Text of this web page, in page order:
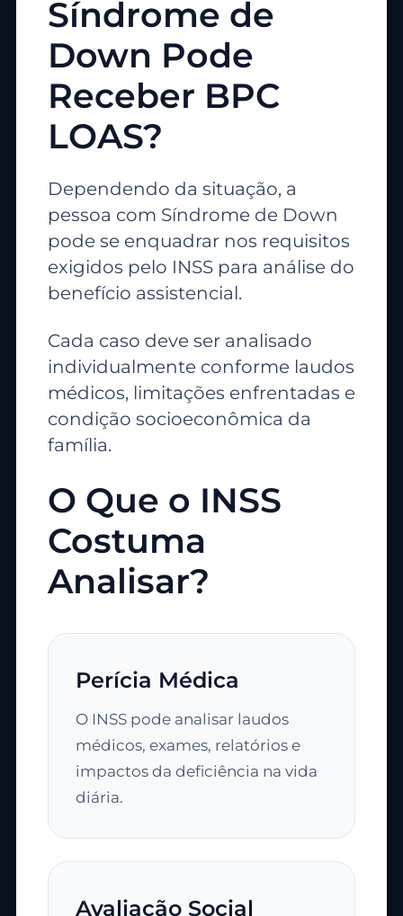
Síndrome de
Down Pode
Receber BPC
LOAS?
Dependendo da situação, a
pessoa com Síndrome de Down
pode se enquadrar nos requisitos
exigidos pelo INSS para análise do
benefício assistencial.
Cada caso deve ser analisado
individualmente conforme laudos
médicos, limitações enfrentadas e
condição socioeconômica da
família.
O Que o INSS
Costuma
Analisar?
Perícia Médica
O INSS pode analisar laudos
médicos, exames, relatórios e
impactos da deficiência na vida
diária.
Avaliação Social